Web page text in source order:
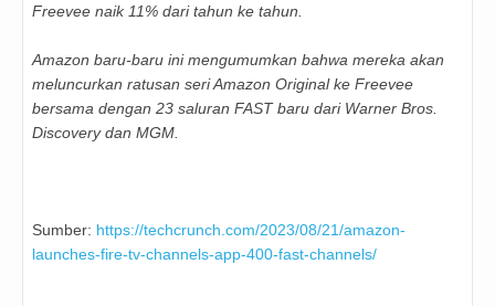
Freevee naik 11% dari tahun ke tahun.
Amazon baru-baru ini mengumumkan bahwa mereka akan
meluncurkan ratusan seri Amazon Original ke Freevee
bersama dengan 23 saluran FAST baru dari Warner Bros.
Discovery dan MGM.
Sumber: https://techcrunch.com/2023/08/21/amazon-
launches-fire-tv-channels-app-400-fast-channels/